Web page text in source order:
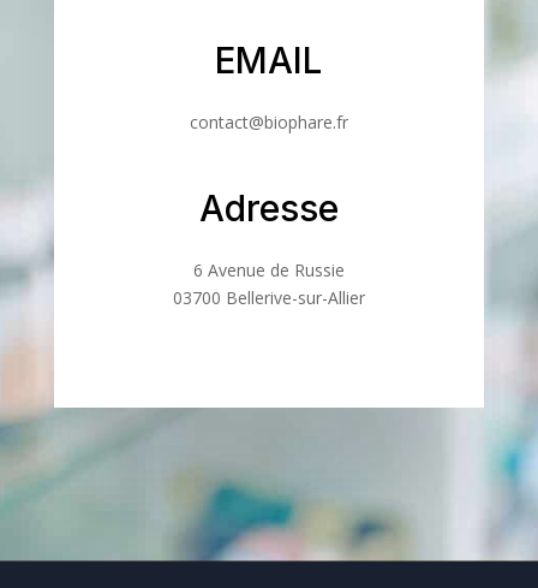
EMAIL
contact@biophare.fr
Adresse
6 Avenue de Russie
03700 Bellerive-sur-Allier